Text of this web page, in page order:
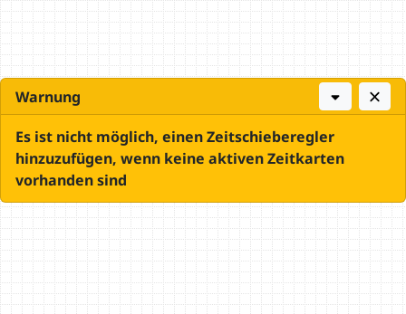
Warnung
Es ist nicht möglich, einen Zeitschieberegler
hinzuzufügen, wenn keine aktiven Zeitkarten
vorhanden sind